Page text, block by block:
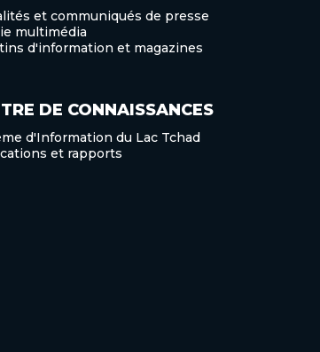
et communiqués de presse
multimédia
d'information et magazines
DE CONNAISSANCES
d'Information du Lac Tchad
et rapports